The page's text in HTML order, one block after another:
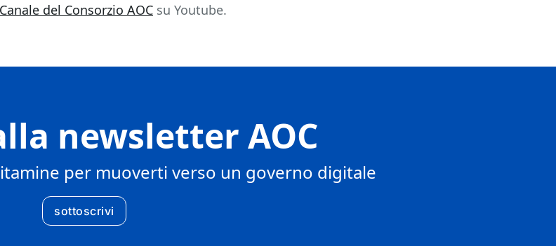
Canale del Consorzio AOC su Youtube.
newsletter AOC
per muoverti verso un governo digitale
sottoscrivi